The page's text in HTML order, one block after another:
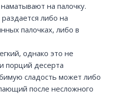
на палочку.
либо на
палочках, либо в
однако это не
порций десерта
сладость может либо
после несложного